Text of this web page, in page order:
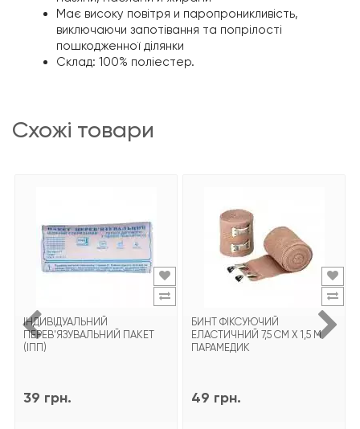
Має високу повітря и паропроникливість,
виключаючи запотівання та попрілості
пошкодженної ділянки
Склад: 100% поліестер.
схожі товари
ІНДИВІДУАЛЬНИЙ
ПЕРЕВ'ЯЗУВАЛЬНИЙ ПАКЕТ
(ІПП)
39 грн.
БИНТ ФІКСУЮЧИЙ
ЕЛАСТИЧНИЙ 7,5 СМ Х 1,5 М
ПАРАМЕДИК
49 грн.